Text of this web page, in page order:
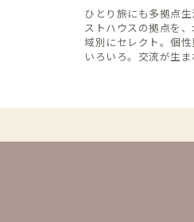
ひとり旅にも多拠点
ストハウスの拠点を
域別にセレクト。個
いろいろ。交流が生